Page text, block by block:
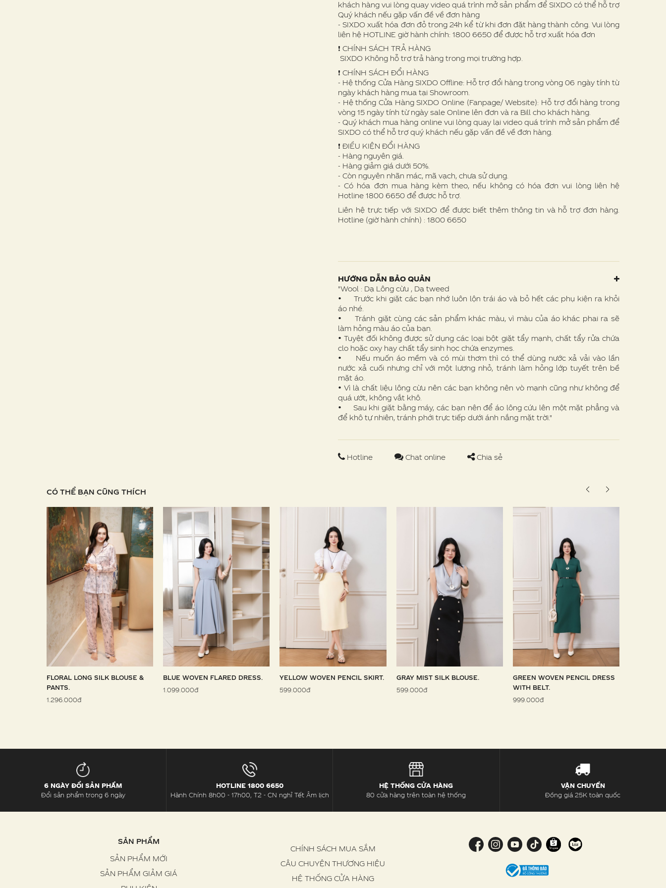
khách hàng vui lòng quay video quá trình mở sản phẩm để SIXDO có thể hỗ trợ
Quý khách nếu gặp vấn đề về đơn hàng
- SIXDO xuất hóa đơn đỏ trong 24h kể từ khi đơn đặt hàng thành công. Vui lòng
liên hệ HOTLINE giờ hành chính: 1800 6650 để được hỗ trợ xuất hóa đơn
❗️ CHÍNH SÁCH TRẢ HÀNG
SIXDO Không hỗ trợ trả hàng trong mọi trường hợp.
❗️ CHÍNH SÁCH ĐỔI HÀNG
- Hệ thống Cửa Hàng SIXDO Offline: Hỗ trợ đổi hàng trong vòng 06 ngày tính từ
ngày khách hàng mua tại Showroom.
- Hệ thống Cửa Hàng SIXDO Online (Fanpage/ Website): Hỗ trợ đổi hàng trong
vòng 15 ngày tính từ ngày sale Online lên đơn và ra Bill cho khách hàng.
- Quý khách mua hàng online vui lòng quay lại video quá trình mở sản phẩm để
SIXDO có thể hỗ trợ quý khách nếu gặp vấn đề về đơn hàng.
❗ ️ĐIỀU KIỆN ĐỔI HÀNG
- Hàng nguyên giá.
- Hàng giảm giá dưới 50%.
- Còn nguyên nhãn mác, mã vạch, chưa sử dụng.
- Có hóa đơn mua hàng kèm theo, nếu không có hóa đơn vui lòng liên hệ
Hotline 1800 6650 để được hỗ trợ.
Liên hệ trực tiếp với SIXDO để được biết thêm thông tin và hỗ trợ đơn hàng.
Hotline (giờ hành chính) : 1800 6650
HƯỚNG DẪN BẢO QUẢN
"Wool : Dạ Lông cừu , Dạ tweed
• Trước khi giặt các bạn nhớ luôn lộn trái áo và bỏ hết các phụ kiện ra khỏi
áo nhé.
• Tránh giặt cùng các sản phẩm khác màu, vì màu của áo khác phai ra sẽ
làm hỏng màu áo của bạn.
• Tuyệt đối không được sử dụng các loại bột giặt tẩy mạnh, chất tẩy rửa chứa
clo hoặc oxy hay chất tẩy sinh học chứa enzymes.
• Nếu muốn áo mềm và có mùi thơm thì có thể dùng nước xả vải vào lần
nước xả cuối nhưng chỉ với một lượng nhỏ, tránh làm hỏng lớp tuyết trên bề
mặt áo.
• Vì là chất liệu lông cừu nên các bạn không nên vò mạnh cũng như không để
quá ướt, không vắt khô.
• Sau khi giặt bằng máy, các bạn nên để áo lông cứu lên một mặt phẳng và
để khô tự nhiên, tránh phới trực tiếp dưới ánh nắng mặt trời."
Hotline Chat online Chia sẻ
CÓ THỂ BẠN CŨNG THÍCH
FLORAL LONG SILK BLOUSE &
PANTS.
1.296.000đ
BLUE WOVEN FLARED DRESS.
1.099.000đ
YELLOW WOVEN PENCIL SKIRT.
599.000đ
GRAY MIST SILK BLOUSE.
599.000đ
GREEN WOVEN PENCIL DRESS
WITH BELT.
999.000đ
6 NGÀY ĐỔI SẢN PHẨM
Đổi sản phẩm trong 6 ngày
HOTLINE 1800 6650
Hành Chính 8h00 - 17h00, T2 - CN nghỉ Tết Âm lịch
HỆ THỐNG CỬA HÀNG
80 cửa hàng trên toàn hệ thống
VẬN CHUYỂN
Đồng giá 25K toàn quốc
SẢN PHẨM
SẢN PHẨM MỚI
SẢN PHẨM GIẢM GIÁ
CHÍNH SÁCH MUA SẮM
CÂU CHUYỆN THƯƠNG HIỆU
HỆ THỐNG CỬA HÀNG